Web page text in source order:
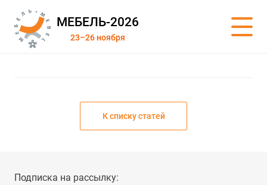
МЕБЕЛЬ-2026
23–26 ноября
К списку статей
Подписка на рассылку: